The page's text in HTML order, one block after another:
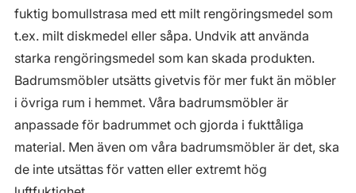
fuktig bomullstrasa med ett milt rengöringsmedel som
t.ex. milt diskmedel eller såpa. Undvik att använda
starka rengöringsmedel som kan skada produkten.
Badrumsmöbler utsätts givetvis för mer fukt än möbler
i övriga rum i hemmet. Våra badrumsmöbler är
anpassade för badrummet och gjorda i fukttåliga
material. Men även om våra badrumsmöbler är det, ska
de inte utsättas för vatten eller extremt hög